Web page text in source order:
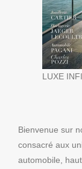
LUXE
Bienvenue sur
consacré aux
automobile,